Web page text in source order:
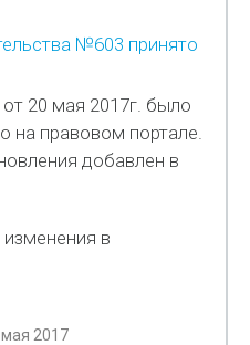
№603 принято
20 мая 2017г. было
на правовом портале.
добавлен в
в
2017